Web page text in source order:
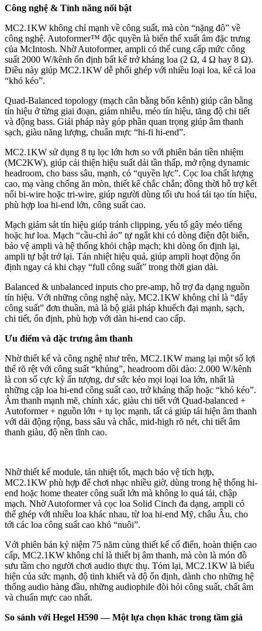
Công nghệ & Tính năng nổi bật
MC2.1KW không chỉ mạnh về công suất, mà còn “nặng đô” về
công nghệ. Autoformer™ độc quyền là biến thế xuất âm đặc trưng
của McIntosh. Nhờ Autoformer, ampli có thể cung cấp mức công
suất 2000 W/kênh ổn định bất kể trở kháng loa (2 Ω, 4 Ω hay 8 Ω).
Điều này giúp MC2.1KW dễ phối ghép với nhiều loại loa, kể cả loa
“khó kéo”.
Quad-Balanced topology (mạch cân bằng bốn kênh) giúp cân bằng
tín hiệu ở từng giai đoạn, giảm nhiễu, méo tín hiệu, tăng độ chi tiết
và động bass. Giải pháp này góp phần quan trọng giúp âm thanh
sạch, giàu năng lượng, chuẩn mực “hi-fi hi-end”.
MC2.1KW sử dụng 8 tụ lọc lớn hơn so với phiên bản tiền nhiệm
(MC2KW), giúp cải thiện hiệu suất dải tần thấp, mở rộng dynamic
headroom, cho bass sâu, mạnh, có “quyền lực”. Cọc loa chất lượng
cao, mạ vàng chống ăn mòn, thiết kế chắc chắn; đồng thời hỗ trợ kết
nối bi-wire hoặc tri-wire, giúp người dùng tối ưu hoá tái tạo tín hiệu,
phù hợp loa hi-end lớn, công suất cao.
Mạch giám sát tín hiệu giúp tránh clipping, yếu tố gây méo tiếng
hoặc hư loa. Mạch “cầu-chì ảo” tự ngắt khi có dòng điện đột biến,
bảo vệ ampli và hệ thống khỏi chập mạch; khi dòng ổn định lại,
ampli tự bật trở lại. Tản nhiệt hiệu quả, giúp ampli hoạt động ổn
định ngay cả khi chạy “full công suất” trong thời gian dài.
Balanced & unbalanced inputs cho pre-amp, hỗ trợ đa dạng nguồn
tín hiệu. Với những công nghệ này, MC2.1KW không chỉ là “đẩy
công suất” đơn thuần, mà là bộ giải pháp khuếch đại mạnh, sạch,
chi tiết, ổn định, phù hợp với dàn hi-end cao cấp.
Ưu điểm và dặc trưng âm thanh
Nhờ thiết kế và công nghệ như trên, MC2.1KW mang lại một số lợi
thế rõ rệt với công suất “khủng”, headroom dồi dào: 2.000 W/kênh
là con số cực kỳ ấn tượng, dư sức kéo mọi loại loa lớn, nhất là
những cặp loa hi-end công suất cao, trở kháng thấp hoặc “khó kéo”.
Âm thanh mạnh mẽ, chính xác, giàu chi tiết với Quad-balanced +
Autoformer + nguồn lớn + tụ lọc mạnh, tất cả giúp tái hiện âm thanh
với dải động rộng, bass sâu và chắc, mid-high rõ nét, chi tiết âm
thanh giàu, độ nền tĩnh cao.
Nhờ thiết kế module, tản nhiệt tốt, mạch bảo vệ tích hợp,
MC2.1KW phù hợp để chơi nhạc nhiều giờ, dùng trong hệ thống hi-
end hoặc home theater công suất lớn mà không lo quá tải, chập
mạch. Nhờ Autoformer và cọc loa Solid Cinch đa dạng, ampli có
thể ghép với nhiều loa khác nhau, từ loa hi-end Mỹ, châu Âu, cho
tới các loa công suất cao khó “nuôi”.
Với phiên bản kỷ niệm 75 năm cùng thiết kế cổ điển, hoàn thiện cao
cấp, MC2.1KW không chỉ là thiết bị âm thanh, mà còn là món đồ
sưu tầm cho người chơi audio thực thụ. Tóm lại, MC2.1KW là biểu
hiện của sức mạnh, độ tinh khiết và độ ổn định, dành cho những hệ
thống audio hàng đầu, những audiophile đòi hỏi công suất, chất âm
và chuẩn mực cao nhất.
So sánh với Hegel H590 — Một lựa chọn khác trong tầm giá